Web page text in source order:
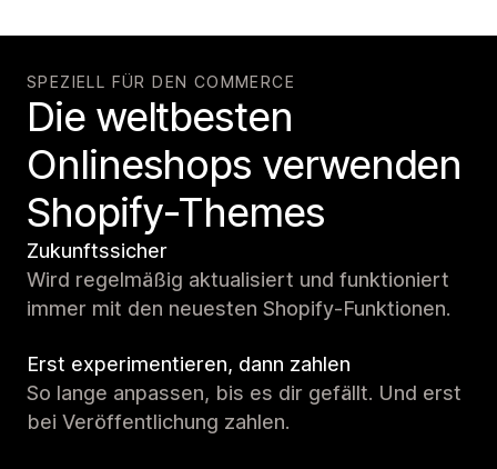
SPEZIELL FÜR DEN COMMERCE
Die weltbesten
Onlineshops verwenden
Shopify-Themes
Zukunftssicher
Wird regelmäßig aktualisiert und funktioniert
immer mit den neuesten Shopify-Funktionen.
Erst experimentieren, dann zahlen
So lange anpassen, bis es dir gefällt. Und erst
bei Veröffentlichung zahlen.